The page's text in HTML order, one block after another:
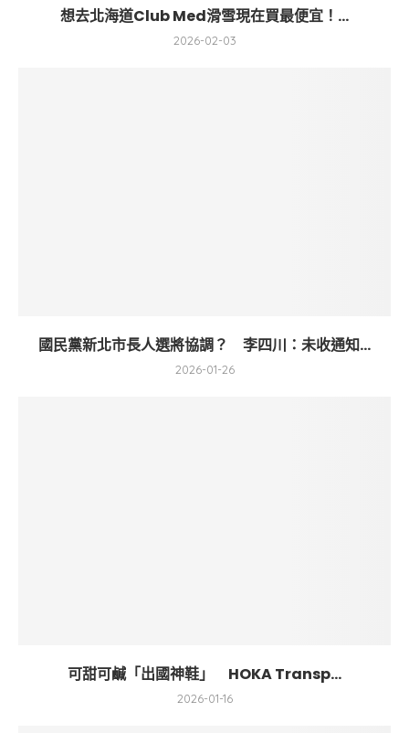
想去北海道Club Med滑雪現在買最便宜！...
2026-02-03
國民黨新北市長人選將協調？ 李四川：未收通知...
2026-01-26
可甜可鹹「出國神鞋」 HOKA Transp...
2026-01-16